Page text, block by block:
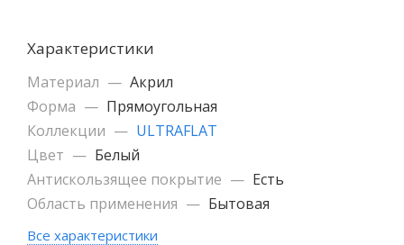
Характеристики
Материал — Акрил
Форма — Прямоугольная
Коллекции — ULTRAFLAT
Цвет — Белый
Антискользящее покрытие — Есть
Область применения — Бытовая
Все характеристики